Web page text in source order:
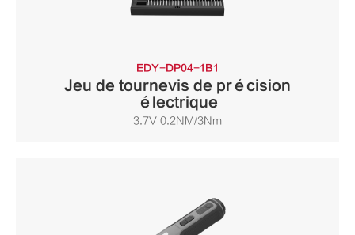
EDY-DP04-1B1
Jeu de tournevis de précision
électrique
3.7V 0.2NM/3Nm